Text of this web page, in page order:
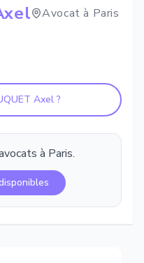
Avocat à Paris
Axel?
à Paris.